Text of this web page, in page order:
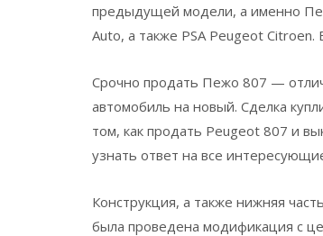
предыдущей модели, а именно
Auto, а также PSA Peugeot
Срочно продать Пежо 807 —
автомобиль на новый. Сделка
том, как продать Peugeot 807 и
узнать ответ на все
Конструкция, а также нижняя
была проведена модификация с